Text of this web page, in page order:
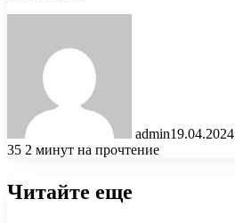
admin19.04.2024
35 2 минут на прочтение
Читайте еще